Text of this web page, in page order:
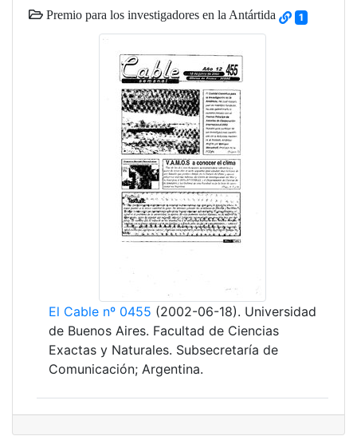
Premio para los investigadores en la Antártida 1
El Cable nº 0455 (2002-06-18). Universidad
de Buenos Aires. Facultad de Ciencias
Exactas y Naturales. Subsecretaría de
Comunicación; Argentina.